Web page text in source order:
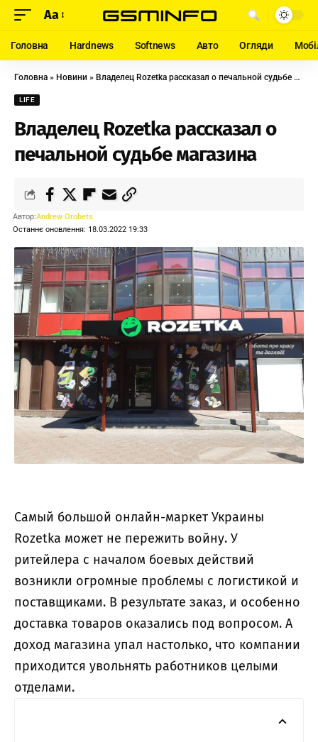
Aa
Головна Hardnews Softnews Авто Огляди
Головна » Новини » Владелец Rozetka рассказал о печальной судьбе магазина
LIFE
Владелец Rozetka рассказал о
печальной судьбе магазина
Останнє оновлення: 18.03.2022 19:33
Автор:Andrew Orobets
Самый большой онлайн-маркет Украины
Rozetka может не пережить войну. У
ритейлера с началом боевых действий
возникли огромные проблемы с логистикой и
поставщиками. В результате заказ, и особенно
доставка товаров оказались под вопросом. А
доход магазина упал настолько, что компании
приходится увольнять работников целыми
отделами.